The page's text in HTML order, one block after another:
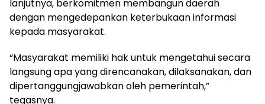
lanjutnya, berkomitmen membangun daerah
dengan mengedepankan keterbukaan informasi
kepada masyarakat.
“Masyarakat memiliki hak untuk mengetahui secara
langsung apa yang direncanakan, dilaksanakan, dan
dipertanggungjawabkan oleh pemerintah,”
tegasnya.